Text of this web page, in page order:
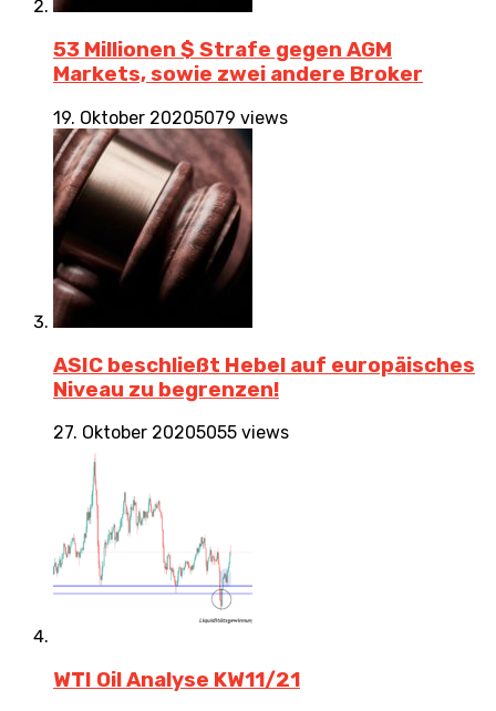
53 Millionen $ Strafe gegen AGM
Markets, sowie zwei andere Broker
19. Oktober 20205079 views
ASIC beschließt Hebel auf europäisches
Niveau zu begrenzen!
27. Oktober 20205055 views
WTI Oil Analyse KW11/21